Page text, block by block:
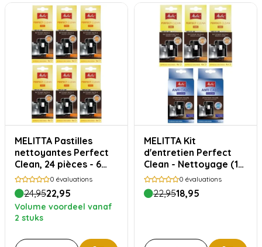
MELITTA Pastilles
nettoyantes Perfect
Clean, 24 pièces - 6
paquets0 évaluations
24,9522,95
Volume voordeel vanaf
2 stuks
MELITTA Kit
d'entretien Perfect
Clean - Nettoyage (12
pièces) et détartrage
(4 pièces)
0 évaluations
22,9518,95